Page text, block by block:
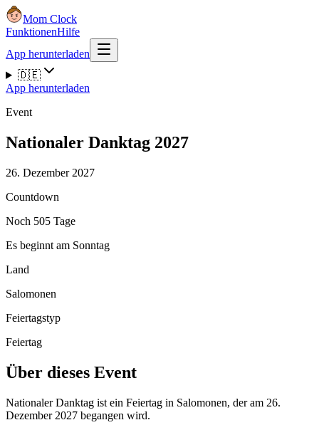
Mom Clock
FunktionenHilfe
App herunterladen
🇩🇪
App herunterladen
Event
Nationaler Danktag 2027
26. Dezember 2027
Countdown
Noch 505 Tage
Es beginnt am Sonntag
Land
Salomonen
Feiertagstyp
Feiertag
Über dieses Event
Nationaler Danktag ist ein Feiertag in Salomonen, der am 26.
Dezember 2027 begangen wird.